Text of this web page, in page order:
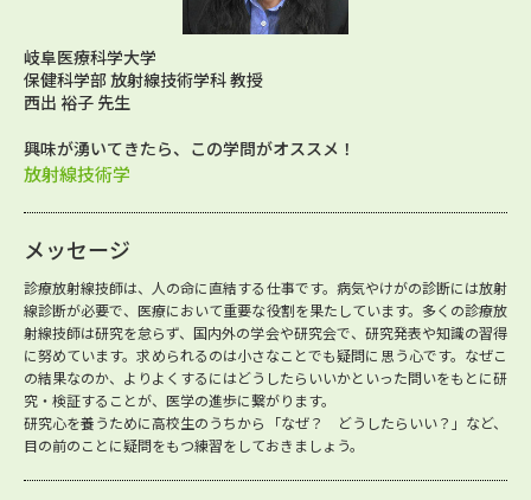
岐阜医療科学大学
保健科学部 放射線技術学科 教授
西出 裕子 先生
興味が湧いてきたら、この学問がオススメ！
放射線技術学
メッセージ
診療放射線技師は、人の命に直結する仕事です。病気やけがの診断には放射
線診断が必要で、医療において重要な役割を果たしています。多くの診療放
射線技師は研究を怠らず、国内外の学会や研究会で、研究発表や知識の習得
に努めています。求められるのは小さなことでも疑問に思う心です。なぜこ
の結果なのか、よりよくするにはどうしたらいいかといった問いをもとに研
究・検証することが、医学の進歩に繋がります。
研究心を養うために高校生のうちから「なぜ？ どうしたらいい？」など、
目の前のことに疑問をもつ練習をしておきましょう。